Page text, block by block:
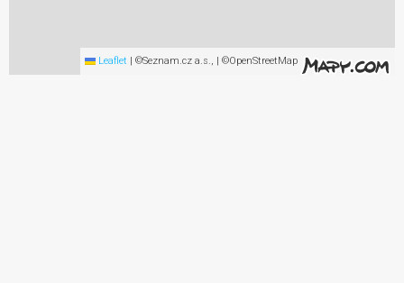
Leaflet | ©Seznam.cz a.s., | ©OpenStreetMap